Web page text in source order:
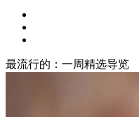
最流行的：一周精选导览